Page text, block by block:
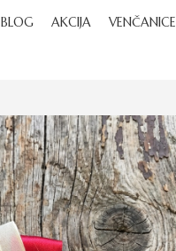
BLOG AKCIJA VENČANICE